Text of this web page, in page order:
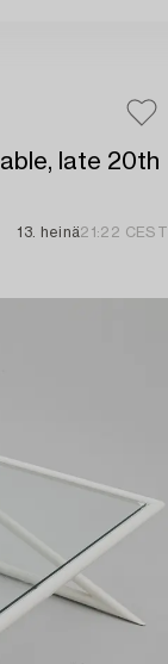
late 20th
13. heinä21:22 CEST